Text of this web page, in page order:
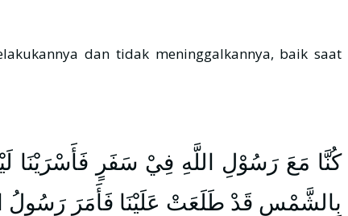
كُنَّا مَعَ رَسُوْلِ اللَّهِ فِيْ سَفَرٍ فَأَسْرَيْنَا
بِالشَّمْسِ قَدْ طَلَعَتْ عَلَيْنَا فَأَمَرَ رَسُولُ